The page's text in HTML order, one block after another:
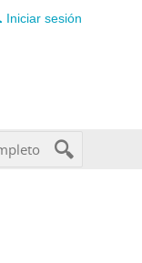
Iniciar sesión